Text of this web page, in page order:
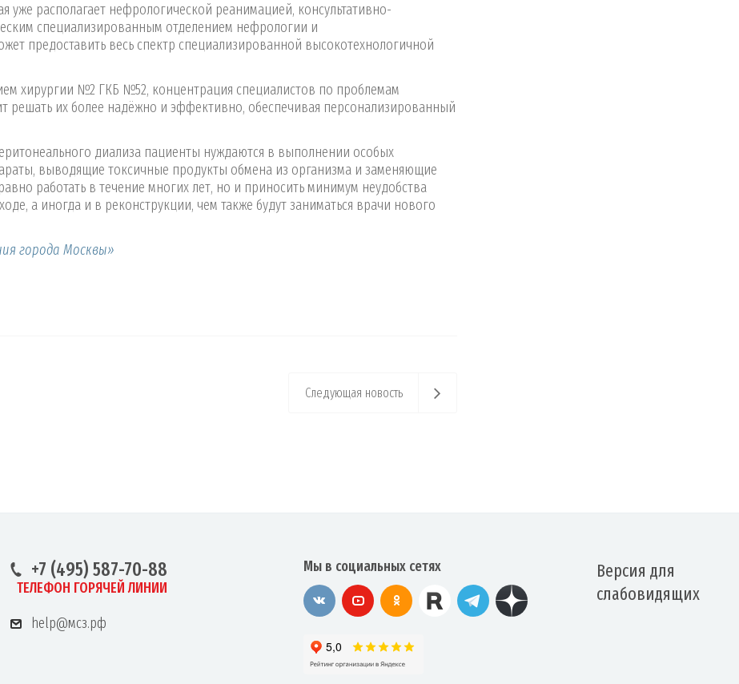
располагает нефрологической реанимацией, консультативно-
специализированным отделением нефрологии и
предоставить весь спектр специализированной высокотехнологичной
хирургии №2 ГКБ №52, концентрация специалистов по проблемам
решать их более надёжно и эффективно, обеспечивая персонализированный
диализа пациенты нуждаются в выполнении особых
выводящие токсичные продукты обмена из организма и заменяющие
работать в течение многих лет, но и приносить минимум неудобства
а иногда и в реконструкции, чем также будут заниматься врачи нового
города Москвы»
Следующая новость
+7 (495) 587-70-88
ТЕЛЕФОН ГОРЯЧЕЙ ЛИНИИ
help@мсз.рф
Мы в социальных сетях
Версия для
слабовидящих